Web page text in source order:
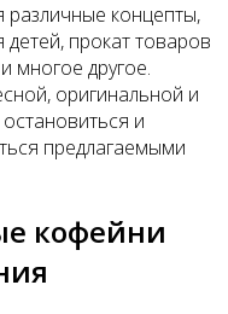
различные концепты,
детей, прокат товаров
многое другое.
оригинальной и
и
предлагаемыми
кофейни